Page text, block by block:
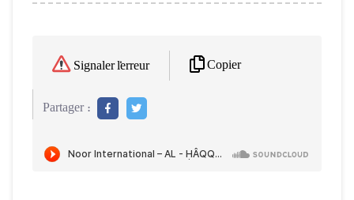
Signaler l'erreur Copier
Partager :